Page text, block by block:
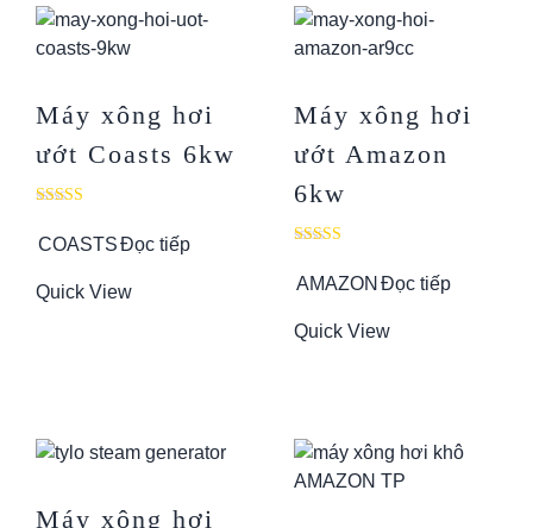
Máy xông hơi
ướt Coasts 6kw
hạng
5.00
COASTSĐọc tiếp
Quick View
Máy xông hơi
ướt Amazon
6kw
hạng
5.00
AMAZON Đọc tiếp
Quick View
Máy xông hơi